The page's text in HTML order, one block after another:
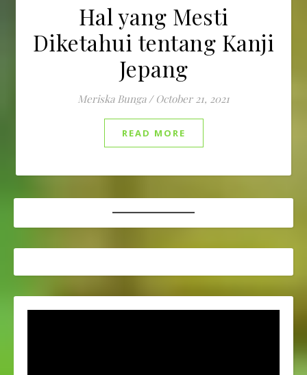
Hal yang Mesti
Diketahui tentang Kanji
Jepang
Meriska Bunga / October 21, 2021
READ MORE